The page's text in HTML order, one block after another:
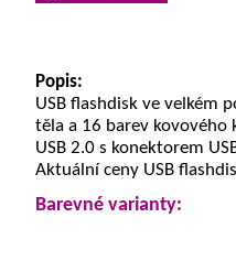
Popis:
USB flashdisk ve velkém
těla a 16 barev kovového
USB 2.0 s konektorem
Aktuální ceny USB
Barevné varianty: